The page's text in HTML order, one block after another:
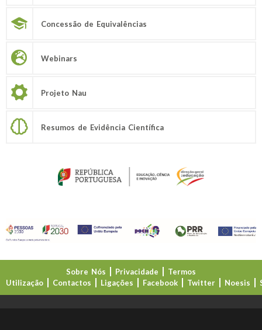
Concessão de Equivalências
Webinars
Projeto Nau
Resumos de Evidência Científica
Sobre Nós Privacidade
Termos
Utilização
Contactos Ligações Facebook Twitter Noesis